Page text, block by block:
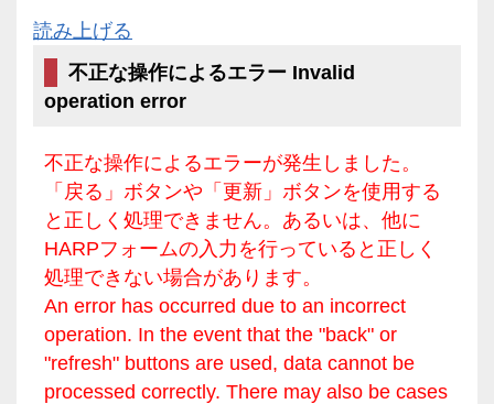
読み上げる
不正な操作によるエラー Invalid
operation error
不正な操作によるエラーが発生しました。
「戻る」ボタンや「更新」ボタンを使用する
と正しく処理できません。あるいは、他に
HARPフォームの入力を行っていると正しく
処理できない場合があります。
An error has occurred due to an incorrect
operation. In the event that the "back" or
"refresh" buttons are used, data cannot be
processed correctly. There may also be cases